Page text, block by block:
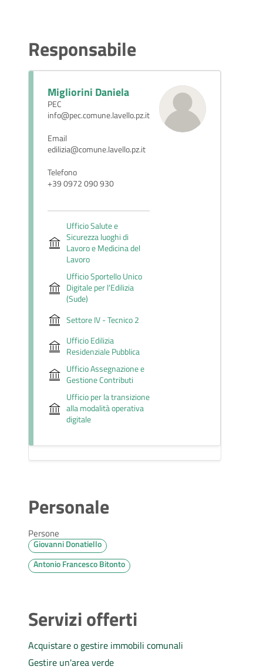
Responsabile
Migliorini Daniela
PEC
info@pec.comune.lavello.pz.it
Email
edilizia@comune.lavello.pz.it
Telefono
+39 0972 090 930
Ufficio Salute e
Sicurezza luoghi di
Lavoro e Medicina del
Lavoro
Ufficio Sportello Unico
Digitale per l'Edilizia
(Sude)
Settore IV - Tecnico 2
Ufficio Edilizia
Residenziale Pubblica
Ufficio Assegnazione e
Gestione Contributi
Ufficio per la transizione
alla modalità operativa
digitale
Personale
Persone
Giovanni Donatiello
Antonio Francesco Bitonto
Servizi offerti
Acquistare o gestire immobili comunali
Gestire un'area verde